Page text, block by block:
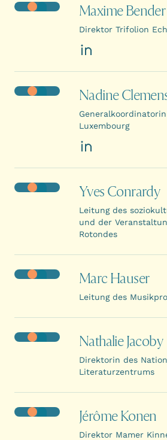
Maxime Bender
Direktor Trifolion
Nadine
Luxembourg
Yves Conrardy
Leitung des
und der
Rotondes
Marc Hauser
Leitung des
Nathalie Jacoby
Direktorin des
Literaturzentrums
Jérôme Konen
Direktor Mamer